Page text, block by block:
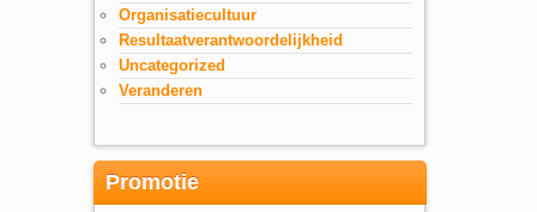
Organisatiecultuur
Resultaatverantwoordelijkheid
Uncategorized
Veranderen
Promotie